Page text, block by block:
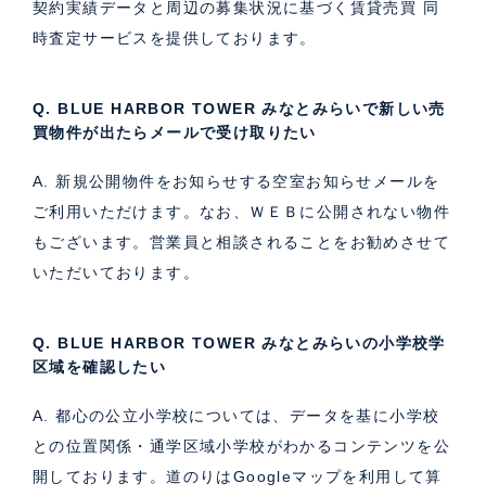
契約実績データと周辺の募集状況に基づく 賃貸売買 同
時査定サービス を提供しております。
Q. BLUE HARBOR TOWER みなとみらいで新しい売
買物件が出たらメールで受け取りたい
A. 新規公開物件をお知らせする空室お知らせメールを
ご利用いただけます。なお、ＷＥＢに公開されない物件
もございます。営業員と相談されることをお勧めさせて
いただいております。
Q. BLUE HARBOR TOWER みなとみらいの小学校学
区域を確認したい
A. 都心の公立小学校については、データを基に小学校
との位置関係・通学区域小学校がわかるコンテンツを公
開しております。道のりはGoogleマップを利用して算